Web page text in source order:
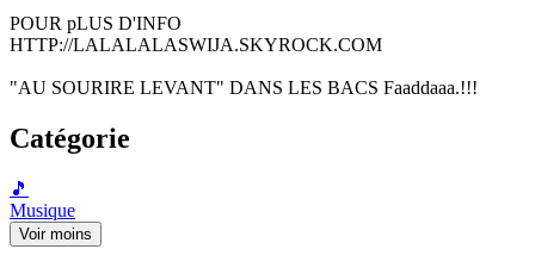
POUR pLUS D'INFO
HTTP://LALALALASWIJA.SKYROCK.COM
"AU SOURIRE LEVANT" DANS LES BACS Faaddaaa.!!!
Catégorie
🎵
Musique
Voir moins